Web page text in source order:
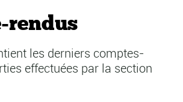
rendus
les derniers comptes-
effectuées par la section